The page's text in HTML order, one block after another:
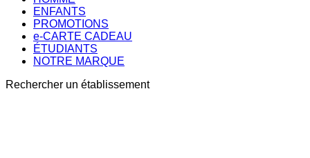
ENFANTS
PROMOTIONS
e-CARTE CADEAU
ÉTUDIANTS
NOTRE MARQUE
Rechercher un établissement